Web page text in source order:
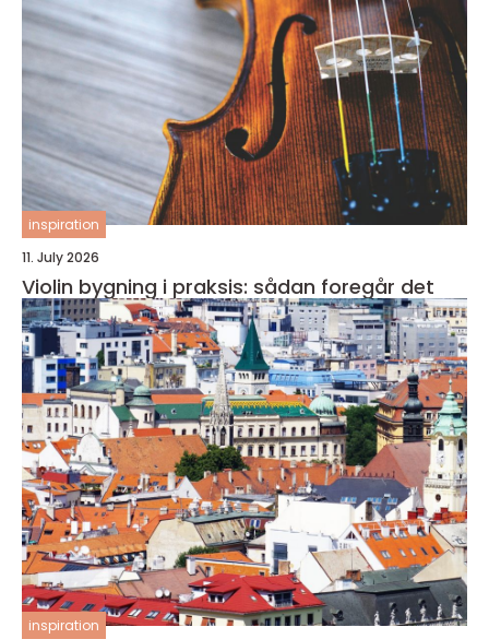
inspiration
11. July 2026
Violin bygning i praksis: sådan foregår det
inspiration